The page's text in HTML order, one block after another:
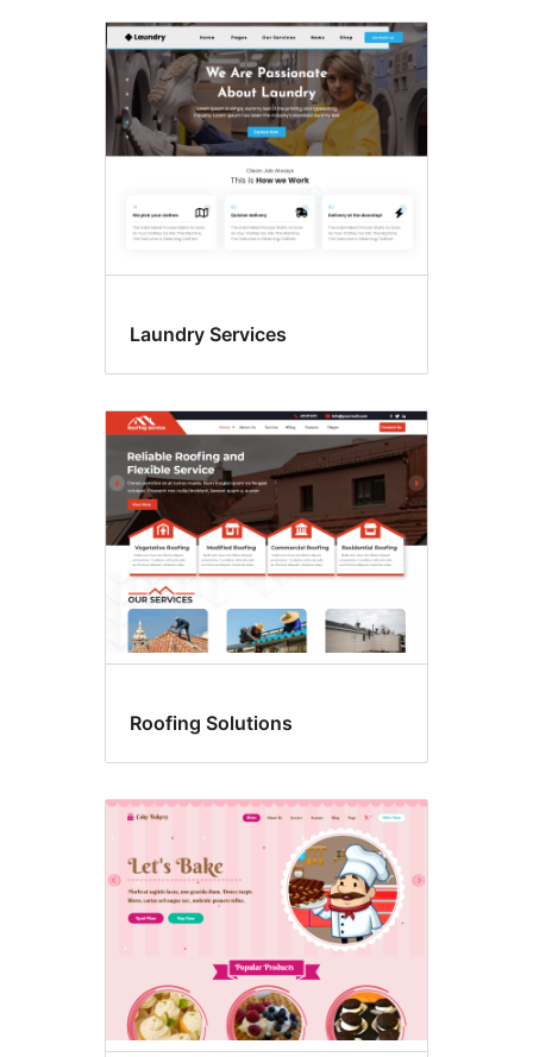
Laundry Services
Roofing Solutions